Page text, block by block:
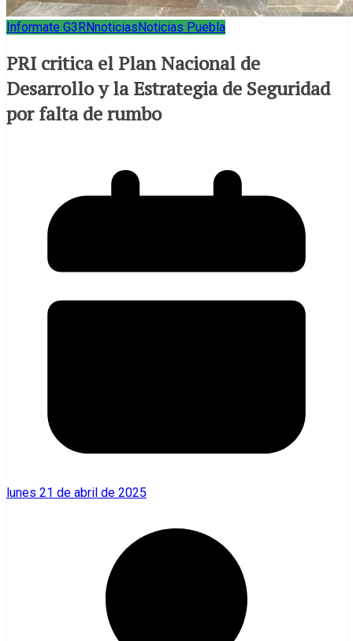
Informate G3RNnoticias Noticias Puebla
PRI critica el Plan Nacional de
Desarrollo y la Estrategia de Seguridad
por falta de rumbo
lunes 21 de abril de 2025